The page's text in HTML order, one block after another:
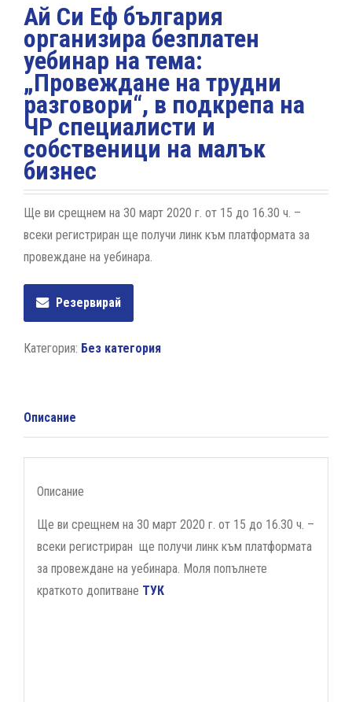
Ай Си Еф българия
организира безплатен
уебинар на тема:
„Провеждане на трудни
разговори“, в подкрепа на
ЧР специалисти и
собственици на малък
бизнес
Ще ви срещнем на 30 март 2020 г. от 15 до 16.30 ч. –
всеки регистриран ще получи линк към платформата за
провеждане на уебинара.
Резервирай
Категория: Без категория
Описание
Описание
Ще ви срещнем на 30 март 2020 г. от 15 до 16.30 ч. –
всеки регистриран ще получи линк към платформата
за провеждане на уебинара. Моля попълнете
краткото допитване ТУК